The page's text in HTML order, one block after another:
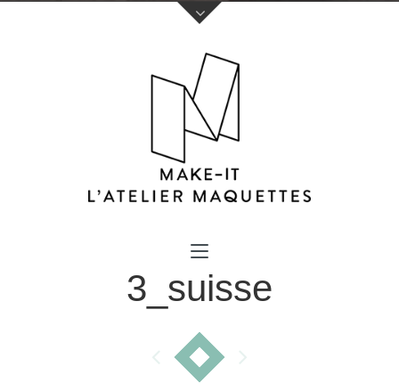
Votre nom (obligatoire)
Votre e-mail (obligatoire)3_suisse